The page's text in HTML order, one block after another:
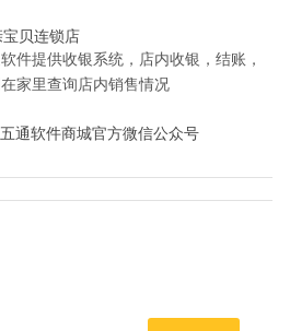
件提供收银系统，店内收银，结账，
家里查询店内销售情况